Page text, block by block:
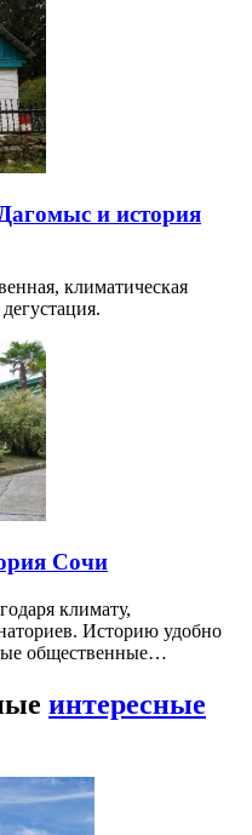
и история
климатическая
Сочи
климату,
Историю удобно
общественные…
интересные